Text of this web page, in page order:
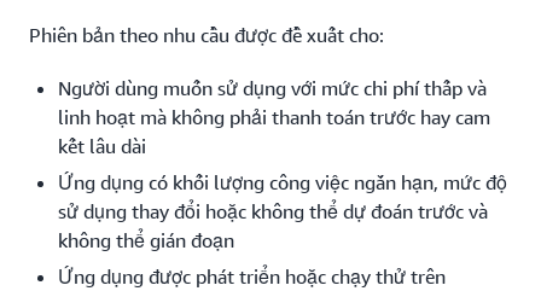
Phiên bản theo nhu cầu được đề xuất cho:
Người dùng muốn sử dụng với mức chi phí thấp và
linh hoạt mà không phải thanh toán trước hay cam
kết lâu dài
Ứng dụng có khối lượng công việc ngắn hạn, mức độ
sử dụng thay đổi hoặc không thể dự đoán trước và
không thể gián đoạn
Ứng dụng được phát triển hoặc chạy thử trên